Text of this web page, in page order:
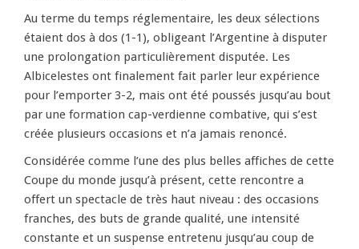
Au terme du temps réglementaire, les deux sélections
étaient dos à dos (1-1), obligeant l’Argentine à disputer
une prolongation particulièrement disputée. Les
Albicelestes ont finalement fait parler leur expérience
pour l’emporter 3-2, mais ont été poussés jusqu’au bout
par une formation cap-verdienne combative, qui s’est
créée plusieurs occasions et n’a jamais renoncé.
Considérée comme l’une des plus belles affiches de cette
Coupe du monde jusqu’à présent, cette rencontre a
offert un spectacle de très haut niveau : des occasions
franches, des buts de grande qualité, une intensité
constante et un suspense entretenu jusqu’au coup de